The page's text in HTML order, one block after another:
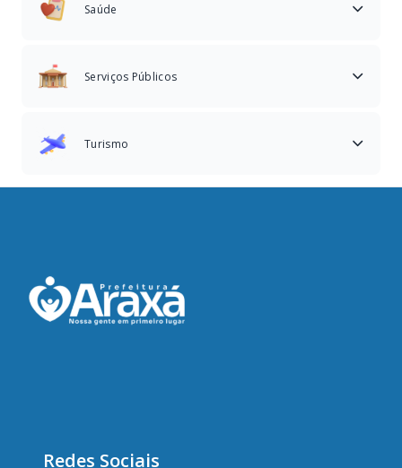
Saúde
Serviços Públicos
Turismo
Redes Sociais